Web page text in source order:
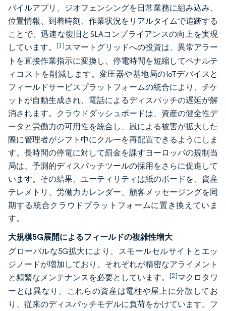
バイルアプリ、ジオフェンシングを日常業務に組み込み、
位置情報、到着時刻、作業状況をリアルタイムで追跡する
ことで、迅速な復旧とSLAコンプライアンスの向上を実現
しています。 [1]スマートグリッドへの投資は、異常アラー
トを直接作業指示に変換し、停電時間を短縮してペナルテ
ィコストを削減します。変圧器や基地局のIoTデバイスと
フィールドサービスプラットフォームの統合により、チケ
ットが自動生成され、電話によるディスパッチの遅延が解
消されます。クラウドダッシュボードは、資産の健全性デ
ータと労働力の可用性を統合し、嵐による被害が拡大した
際に管理者がシフト中にクルーを再配置できるようにしま
す。長時間の停電に対して罰金を課すヨーロッパの規制当
局は、予測的ディスパッチツールの採用をさらに促進して
います。その結果、ユーティリティは紙のボードを、資産
テレメトリ、労働力カレンダー、顧客メッセージングを同
期する統合クラウドプラットフォームに置き換えていま
す。
大規模5G展開によるフィールドの複雑性増大
グローバルな5G拡大により、スモールセルサイトとエッ
ジノードが増加しており、それぞれが精密なアライメント
と頻繁なメンテナンスを必要としています。 [2]マクロタワ
ーとは異なり、これらの資産は電柱や屋上に分散してお
り、従来のディスパッチモデルに負荷をかけています。フ